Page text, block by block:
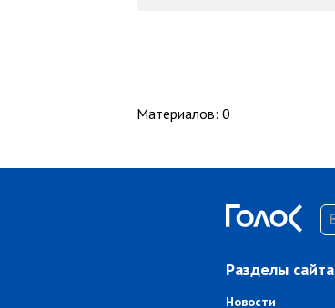
Материалов: 0
Разделы сайта
Новости